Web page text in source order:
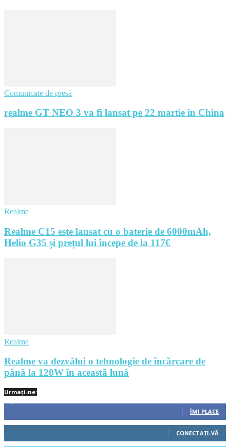
Comunicate de presă
realme GT NEO 3 va fi lansat pe 22 martie în China
Realme
Realme C15 este lansat cu o baterie de 6000mAh,
Helio G35 și prețul lui începe de la 117€
Realme
Realme va dezvălui o tehnologie de încărcare de
până la 120W în această lună
Urmați-ne:
ÎMI PLACE
522 Cititori
CONECTAȚI-VĂ
45 Cititori